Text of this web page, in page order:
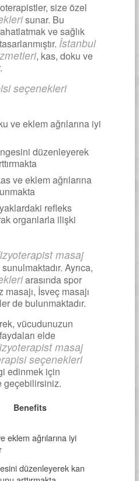
size özel
sunar. Bu
ve sağlık
İstanbul
, kas, doku ve
seçenekleri
ve eklem ağrılarına iyi
düzenleyerek
ve eklem ağrılarına
refleks
organlarla ilişki
masaj
Ayrıca,
arasında spor
İsveç masajı
de bulunmaktadır.
vücudunuzun
elde
masaj
seçenekleri
edinmek için
geçebilirsiniz.
Benefits
eklem ağrılarına iyi
düzenleyerek kan